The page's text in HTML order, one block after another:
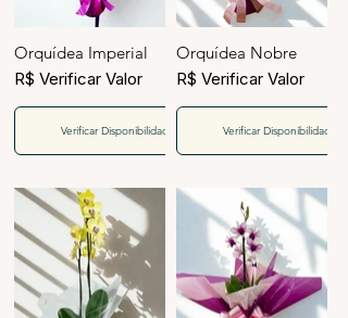
Orquídea Imperial
R$ Verificar Valor
Verificar Disponibilidade
Orquídea Nobre
R$ Verificar Valor
Verificar Disponibilidade